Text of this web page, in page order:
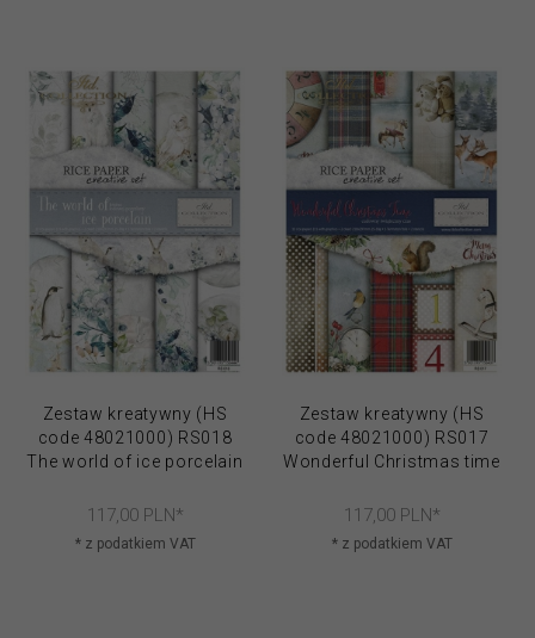
Zestaw kreatywny (HS
code 48021000) RS018
The world of ice porcelain
117, 00 PLN*
* z podatkiem VAT
Zestaw kreatywny (HS
code 48021000) RS017
Wonderful Christmas time
117, 00 PLN*
* z podatkiem VAT